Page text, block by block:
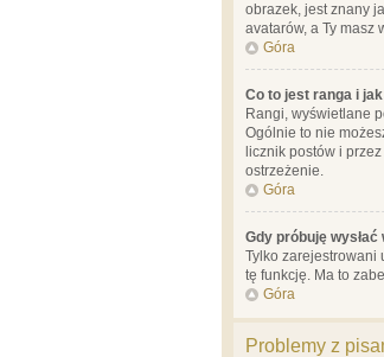
obrazek, jest znany
avatarów, a Ty masz
Góra
Co to jest ranga i
Rangi, wyświetlane
Ogólnie to nie
licznik postów i
ostrzeżenie.
Góra
Gdy próbuję
Tylko zarejestrowani
tę funkcję. Ma to
Góra
Problemy z